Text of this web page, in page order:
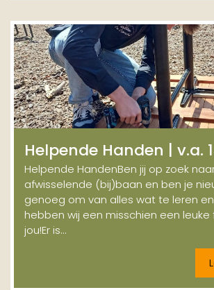
Helpende Handen | v.a.
Helpende HandenBen jij op zoek
afwisselende (bij)baan en ben je
genoeg om van alles wat te leren
hebben wij een misschien een
jou!Er is...